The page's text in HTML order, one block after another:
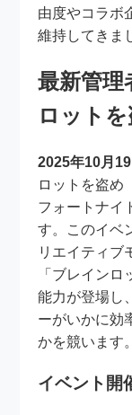
由度やコラボ
維持してきま
最新管理
ロット
2025年10月
ロットを盗め
フォートナイ
す。このイベ
リエイティブ
「ブレイン
能力が登場し
ーがいかに効
かを競います。
イベント開